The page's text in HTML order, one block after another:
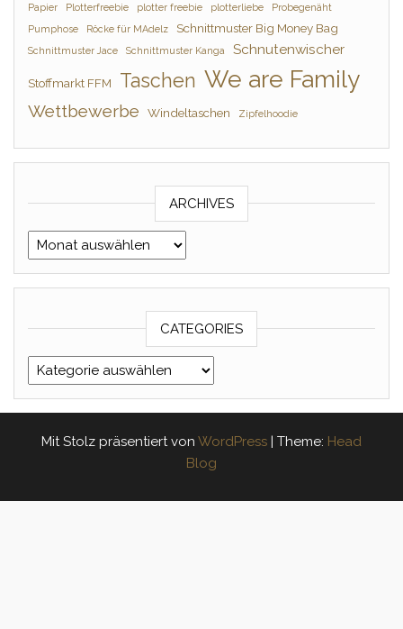
Papier Plotterfreebie plotter freebie plotterliebe
Probegenäht
Pumphose
Röcke für MAdelz Schnittmuster Big Money Bag
Schnittmuster Jace Schnittmuster Kanga Schnutenwischer
Stoffmarkt FFM Taschen We are Family
Wettbewerbe Windeltaschen Zipfelhoodie
ARCHIVES
Archives
CATEGORIES
Categories
Mit Stolz präsentiert von WordPress | Theme: Head
Blog